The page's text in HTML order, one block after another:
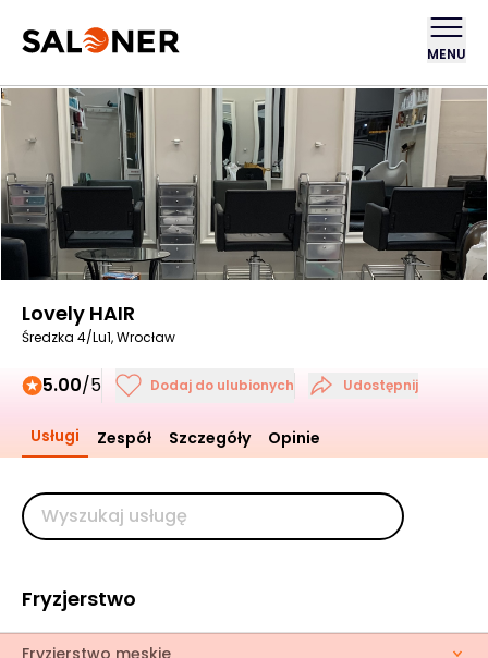
MENU
Lovely HAIR
Średzka 4/Lu1, Wrocław
5.00/5 Dodaj do ulubionych Udostępnij
Usługi Zespół Szczegóły Opinie
Fryzjerstwo
Fryzjerstwo męskie